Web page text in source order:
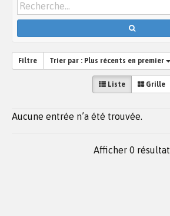
Filtre Trier par : Plus récents en premier
Liste Grille
Aucune entrée n’a été trouvée.
Afficher 0 résultat